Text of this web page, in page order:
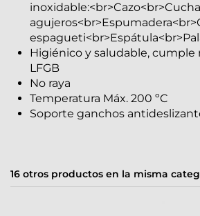
Higiénico y saludable, cumple
LFGB
No raya
Temperatura Máx. 200 ºC
Soporte ganchos
16 otros productos en la misma